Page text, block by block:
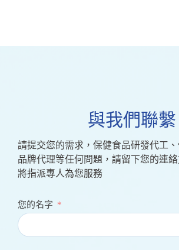
與我們聯繫
請提交您的需求，保健食品研發代工、
品牌代理等任何問題，請留下您的連
將指派專人為您服務
您的名字